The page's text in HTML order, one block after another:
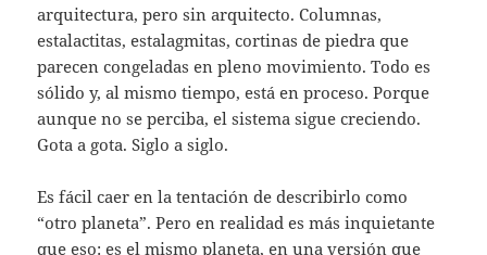
arquitectura, pero sin arquitecto. Columnas,
estalactitas, estalagmitas, cortinas de piedra que
parecen congeladas en pleno movimiento. Todo es
sólido y, al mismo tiempo, está en proceso. Porque
aunque no se perciba, el sistema sigue creciendo.
Gota a gota. Siglo a siglo.
Es fácil caer en la tentación de describirlo como
“otro planeta”. Pero en realidad es más inquietante
que eso: es el mismo planeta, en una versión que